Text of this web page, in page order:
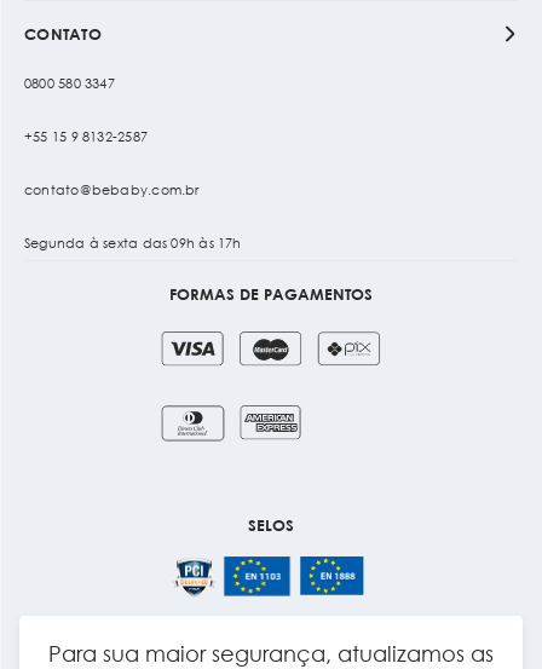
Para sua maior segurança, atualizamos as
CONTATO
0800 580 3347
+55 15 9 8132-2587
contato@bebaby.com.br
Segunda à sexta das 09h às 17h
FORMAS DE PAGAMENTOS
SELOS